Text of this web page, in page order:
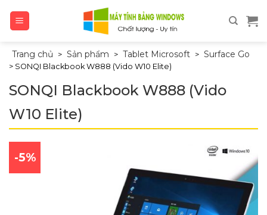
Trang chủ > Sản phẩm > Tablet Microsoft > Surface Go
> SONQI Blackbook W888 (Vido W10 Elite)
SONQI Blackbook W888 (Vido
W10 Elite)
-5%